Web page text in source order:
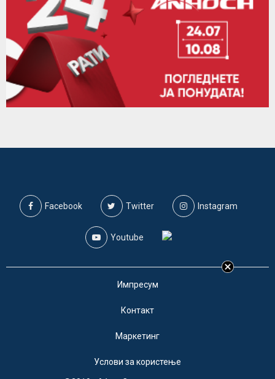
Facebook Twitter Instagram
Youtube
Импресум
Контакт
Маркетинг
Услови за користење